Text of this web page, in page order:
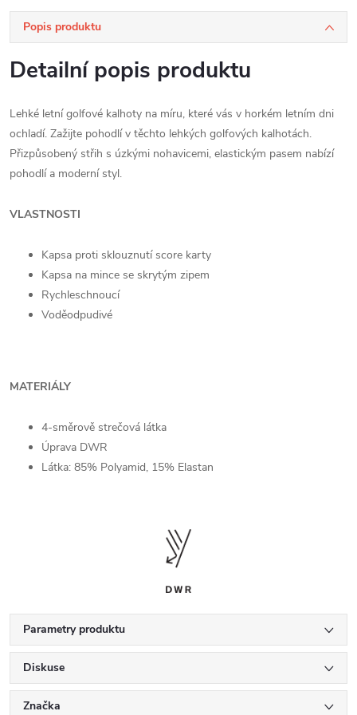
Popis produktu
Detailní popis produktu
Lehké letní golfové kalhoty na míru, které vás v horkém letním dni
ochladí. Zažijte pohodlí v těchto lehkých golfových kalhotách.
Přizpůsobený střih s úzkými nohavicemi, elastickým pasem nabízí
pohodlí a moderní styl.
VLASTNOSTI
Kapsa proti sklouznutí score karty
Kapsa na mince se skrytým zipem
Rychleschnoucí
Voděodpudivé
MATERIÁLY
4-směrově strečová látka
Úprava DWR
Látka: 85% Polyamid, 15% Elastan
Parametry produktu
Diskuse
Značka